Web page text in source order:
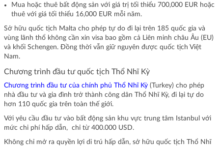
Mua hoặc thuê bất động sản với giá trị tối thiểu 700,000 EUR hoặc
thuê với giá tối thiểu 16,000 EUR mỗi năm.
Sở hữu quốc tịch Malta cho phép tự do đi lại trên 185 quốc gia và
vùng lãnh thổ không cần xin visa bao gồm cả Liên minh châu Âu (EU)
và khối Schengen. Đồng thời vẫn giữ nguyên được quốc tịch Việt
Nam.
Chương trình đầu tư quốc tịch Thổ Nhĩ Kỳ
Chương trình đầu tư của chính phủ Thổ Nhĩ Kỳ (Turkey) cho phép
nhà đầu tư và gia đình trở thành công dân Thổ Nhĩ Kỳ, đi lại tự do
hơn 110 quốc gia trên toàn thế giới.
Với yêu cầu đầu tư vào bất động sản khu vực trung tâm Istanbul với
mức chi phí hấp dẫn, chỉ từ 400.000 USD.
Không chỉ mở ra quyền lợi di trú hấp dẫn, sở hữu quốc tịch Thổ Nhĩ